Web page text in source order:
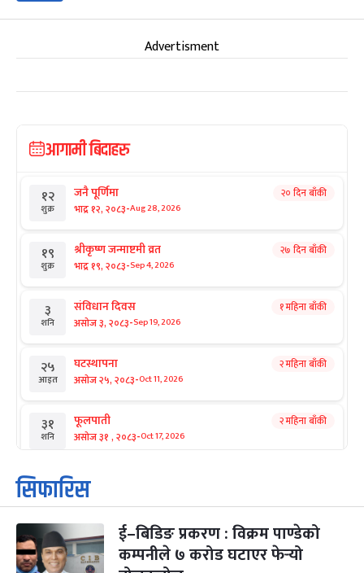
Advertisment
आगामी बिदाहरु
१२
शुक्र
जनै पूर्णिमा
भाद्र १२, २०८३-Aug 28, 2026
२० दिन बाँकी
१९
शुक्र
श्रीकृष्ण जन्माष्टमी व्रत
भाद्र १९, २०८३-Sep 4, 2026
२७ दिन बाँकी
३
शनि
संविधान दिवस
असोज ३, २०८३-Sep 19, 2026
१ महिना बाँकी
२५
आइत
घटस्थापना
असोज २५, २०८३-Oct 11, 2026
२ महिना बाँकी
३१
शनि
फूलपाती
असोज ३१ , २०८३-Oct 17, 2026
२ महिना बाँकी
१
आइत
कार्तिक सङ्क्रान्ति
कार्तिक १, २०८३
३
मंगल
महानवमी
कार्तिक ३, २०८३-Oct 20, 2026
२ महिना बाँकी
सिफारिस
ई–बिडिङ प्रकरण : विक्रम पाण्डेको
कम्पनीले ७ करोड घटाएर फेर्‍यो